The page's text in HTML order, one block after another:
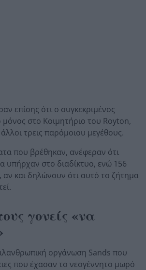
επίσης ότι ο συγκεκριμένος
μόνος στο Κοιμητήριο του Royton,
τρεις παρόμοιου μεγέθους.
που βρέθηκαν, ανέφεραν ότι
υπήρχαν στο διαδίκτυο, ενώ 156
αν και δηλώνουν ότι αυτό το ζήτημα
γονείς «να
οργάνωση Sands που
που έχασαν το νεογέννητο μωρό